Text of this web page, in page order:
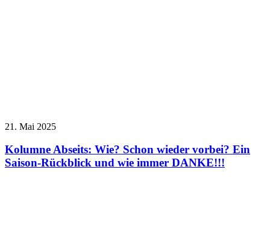
21. Mai 2025
Kolumne Abseits: Wie? Schon wieder vorbei? Ein
Saison-Rückblick und wie immer DANKE!!!